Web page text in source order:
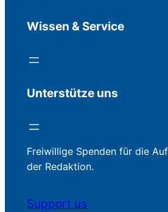
Wissen & Service
Unterstütze uns
Freiwillige Spenden für die
der Redaktion.
Support us